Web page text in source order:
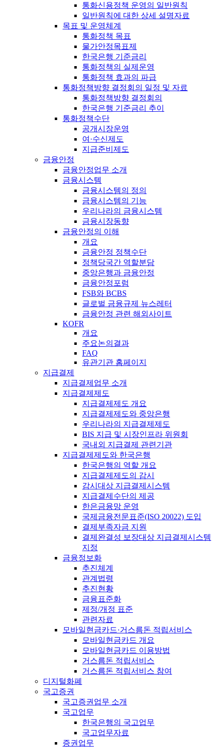
통화신용정책 운영의 일반원칙
일반원칙에 대한 상세 설명자료
목표 및 운영체계
통화정책 목표
물가안정목표제
한국은행 기준금리
통화정책의 실제운영
통화정책 효과의 파급
통화정책방향 결정회의 일정 및 자료
통화정책방향 결정회의
한국은행 기준금리 추이
통화정책수단
공개시장운영
여·수신제도
지급준비제도
금융안정
금융안정업무 소개
금융시스템
금융시스템의 정의
금융시스템의 기능
우리나라의 금융시스템
금융시장동향
금융안정의 이해
개요
금융안정 정책수단
정책당국간 역할분담
중앙은행과 금융안정
금융안정포럼
FSB와 BCBS
글로벌 금융규제 뉴스레터
금융안정 관련 해외사이트
KOFR
개요
주요논의결과
FAQ
유관기관 홈페이지
지급결제
지급결제업무 소개
지급결제제도
지급결제제도 개요
지급결제제도와 중앙은행
우리나라의 지급결제제도
BIS 지급 및 시장인프라 위원회
국내외 지급결제 관련기관
지급결제제도와 한국은행
한국은행의 역할 개요
지급결제제도의 감시
감시대상 지급결제시스템
지급결제수단의 제공
한은금융망 운영
국제금융전문표준(ISO 20022) 도입
결제부족자금 지원
결제완결성 보장대상 지급결제시스템
지정
금융정보화
추진체계
관계법령
추진현황
금융표준화
제정/개정 표준
관련자료
모바일현금카드·거스름돈 적립서비스
모바일현금카드 개요
모바일현금카드 이용방법
거스름돈 적립서비스
거스름돈 적립서비스 참여
디지털화폐
국고증권
국고증권업무 소개
국고업무
한국은행의 국고업무
국고업무자료
증권업무